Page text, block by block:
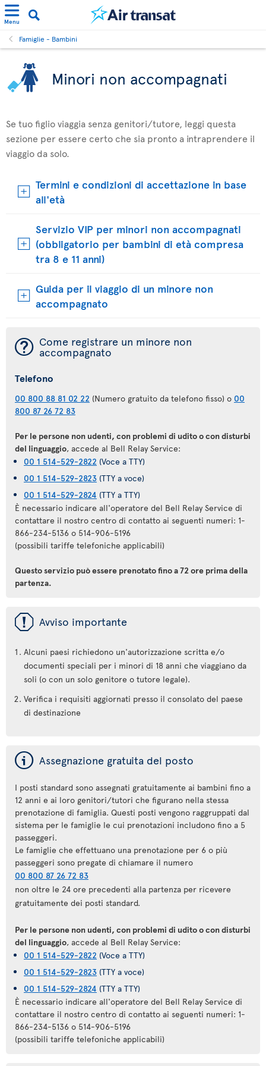
Menu
Famiglie - Bambini
Minori non accompagnati
Se tuo figlio viaggia senza genitori/tutore, leggi questa
sezione per essere certo che sia pronto a intraprendere il
viaggio da solo.
Termini e condizioni di accettazione in base
all'età
Servizio VIP per minori non accompagnati
(obbligatorio per bambini di età compresa
tra 8 e 11 anni)
Guida per il viaggio di un minore non
accompagnato
¯ Come registrare un minore non
accompagnato
Telefono
00 800 88 81 02 22 (Numero gratuito da telefono fisso) o 00
800 87 26 72 83
Per le persone non udenti, con problemi di udito o con disturbi
del linguaggio, accede al Bell Relay Service:
00 1 514-529-2822 (Voce a TTY)
00 1 514-529-2823 (TTY a voce)
00 1 514-529-2824 (TTY a TTY)
È necessario indicare all'operatore del Bell Relay Service di
contattare il nostro centro di contatto ai seguenti numeri: 1-
866-234-5136 o 514-906-5196
(possibili tariffe telefoniche applicabili)
Questo servizio può essere prenotato fino a 72 ore prima della
partenza.
ü Avviso importante
Alcuni paesi richiedono un'autorizzazione scritta e/o
documenti speciali per i minori di 18 anni che viaggiano da
soli (o con un solo genitore o tutore legale).
Verifica i requisiti aggiornati presso il consolato del paese
di destinazione
ý Assegnazione gratuita del posto
I posti standard sono assegnati gratuitamente ai bambini fino a
12 anni e ai loro genitori/tutori che figurano nella stessa
prenotazione di famiglia. Questi posti vengono raggruppati dal
sistema per le famiglie le cui prenotazioni includono fino a 5
passeggeri.
Le famiglie che effettuano una prenotazione per 6 o più
passeggeri sono pregate di chiamare il numero
00 800 87 26 72 83
non oltre le 24 ore precedenti alla partenza per ricevere
gratuitamente dei posti standard.
Per le persone non udenti, con problemi di udito o con disturbi
del linguaggio, accede al Bell Relay Service:
00 1 514-529-2822 (Voce a TTY)
00 1 514-529-2823 (TTY a voce)
00 1 514-529-2824 (TTY a TTY)
È necessario indicare all'operatore del Bell Relay Service di
contattare il nostro centro di contatto ai seguenti numeri: 1-
866-234-5136 o 514-906-5196
(possibili tariffe telefoniche applicabili)